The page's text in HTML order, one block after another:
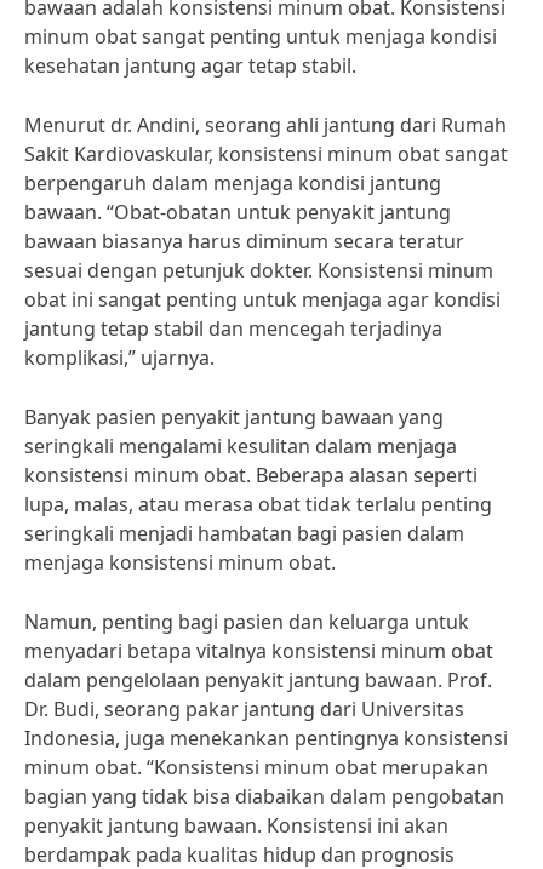
bawaan adalah konsistensi minum obat. Konsistensi
minum obat sangat penting untuk menjaga kondisi
kesehatan jantung agar tetap stabil.
Menurut dr. Andini, seorang ahli jantung dari Rumah
Sakit Kardiovaskular, konsistensi minum obat sangat
berpengaruh dalam menjaga kondisi jantung
bawaan. “Obat-obatan untuk penyakit jantung
bawaan biasanya harus diminum secara teratur
sesuai dengan petunjuk dokter. Konsistensi minum
obat ini sangat penting untuk menjaga agar kondisi
jantung tetap stabil dan mencegah terjadinya
komplikasi,” ujarnya.
Banyak pasien penyakit jantung bawaan yang
seringkali mengalami kesulitan dalam menjaga
konsistensi minum obat. Beberapa alasan seperti
lupa, malas, atau merasa obat tidak terlalu penting
seringkali menjadi hambatan bagi pasien dalam
menjaga konsistensi minum obat.
Namun, penting bagi pasien dan keluarga untuk
menyadari betapa vitalnya konsistensi minum obat
dalam pengelolaan penyakit jantung bawaan. Prof.
Dr. Budi, seorang pakar jantung dari Universitas
Indonesia, juga menekankan pentingnya konsistensi
minum obat. “Konsistensi minum obat merupakan
bagian yang tidak bisa diabaikan dalam pengobatan
penyakit jantung bawaan. Konsistensi ini akan
berdampak pada kualitas hidup dan prognosis